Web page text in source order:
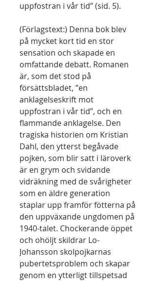
uppfostran i vår tid” (sid. 5).
(Förlagstext:) Denna bok blev
på mycket kort tid en stor
sensation och skapade en
omfattande debatt. Romanen
är, som det stod på
försättsbladet, ”en
anklagelseskrift mot
uppfostran i vår tid”, och en
flammande anklagelse. Den
tragiska historien om Kristian
Dahl, den ytterst begåvade
pojken, som blir satt i läroverk
är en grym och svidande
vidräkning med de svårigheter
som en äldre generation
staplar upp framför fötterna på
den uppväxande ungdomen på
1940-talet. Chockerande öppet
och ohöljt skildrar Lo-
Johansson skolpojkarnas
pubertetsproblem och skapar
genom en ytterligt tillspetsad